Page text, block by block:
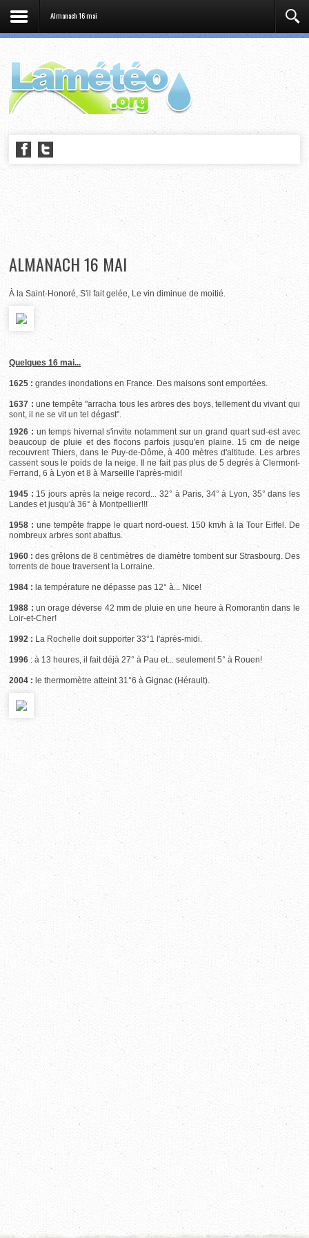
Almanach 16 mai
ALMANACH 16 MAI
À la Saint-Honoré, S'il fait gelée, Le vin diminue de moitié.
Quelques 16 mai...
1625 : grandes inondations en France. Des maisons sont emportées.
1637 : une tempête "arracha tous les arbres des boys, tellement du vivant qui
sont, il ne se vit un tel dégast".
1926 : un temps hivernal s'invite notamment sur un grand quart sud-est avec
beaucoup de pluie et des flocons parfois jusqu'en plaine. 15 cm de neige
recouvrent Thiers, dans le Puy-de-Dôme, à 400 mètres d'altitude. Les arbres
cassent sous le poids de la neige. Il ne fait pas plus de 5 degrés à Clermont-
Ferrand, 6 à Lyon et 8 à Marseille l'après-midi!
1945 : 15 jours après la neige record... 32° à Paris, 34° à Lyon, 35° dans les
Landes et jusqu'à 36° à Montpellier!!!
1958 : une tempête frappe le quart nord-ouest. 150 km/h à la Tour Eiffel. De
nombreux arbres sont abattus.
1960 : des grêlons de 8 centimètres de diamètre tombent sur Strasbourg. Des
torrents de boue traversent la Lorraine.
1984 : la température ne dépasse pas 12° à... Nice!
1988 : un orage déverse 42 mm de pluie en une heure à Romorantin dans le
Loir-et-Cher!
1992 : La Rochelle doit supporter 33°1 l'après-midi.
1996 : à 13 heures, il fait déjà 27° à Pau et... seulement 5° à Rouen!
2004 : le thermomètre atteint 31°6 à Gignac (Hérault).